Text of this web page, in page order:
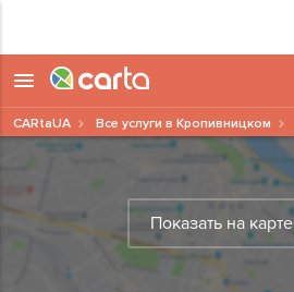
Показать на карте
CARtaUA Все услуги в Кропивницком